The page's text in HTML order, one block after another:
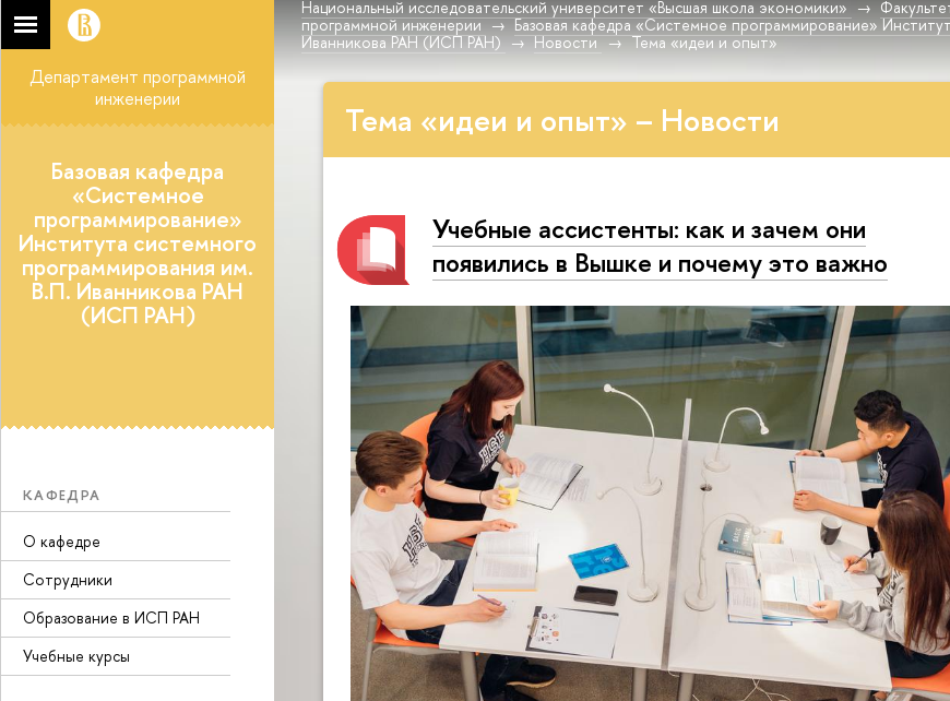
Национальный исследовательский университет «Высшая школа экономики»
программной инженерии
Базовая кафедра «Системное программирование»
Иванникова РАН (ИСП РАН)
Новости Тема «идеи и опыт»
Департамент программной
инженерии
Базовая кафедра
«Системное
программирование»
Института системного
программирования им.
В.П. Иванникова РАН
(ИСП РАН)
КАФЕДРА
О кафедре
Сотрудники
Образование в ИСП РАН
Учебные курсы
Тема «идеи и опыт» – Новости
Учебные ассистенты: как и зачем они
появились в Вышке и почему это важно